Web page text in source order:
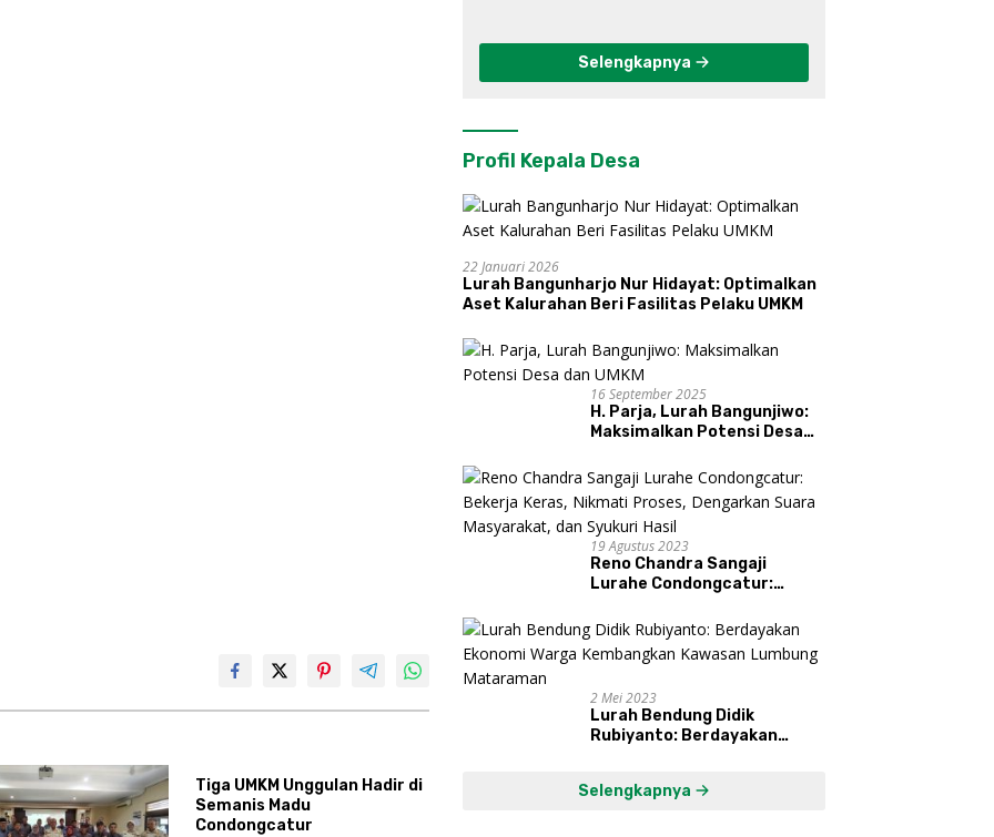
Tiga UMKM Unggulan Hadir di
Semanis Madu
Condongcatur
Selengkapnya
Profil Kepala Desa
22 Januari 2026
Lurah Bangunharjo Nur Hidayat: Optimalkan
Aset Kalurahan Beri Fasilitas Pelaku UMKM
16 September 2025
H. Parja, Lurah Bangunjiwo:
Maksimalkan Potensi Desa
19 Agustus 2023
Reno Chandra Sangaji
Lurahe Condongcatur:
Proses, Dengarkan Suara
Masyarakat, dan Syukuri
Hasil
2 Mei 2023
Lurah Bendung Didik
Rubiyanto: Berdayakan
Mataraman
Selengkapnya